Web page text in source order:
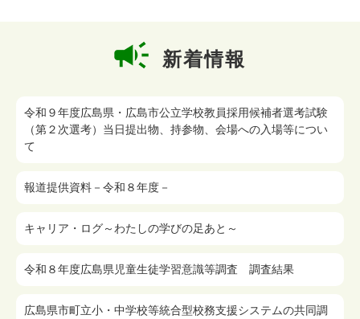
新着情報
令和９年度広島県・広島市公立学校教員採用候補者選考試験
（第２次選考）当日提出物、持参物、会場への入場等につい
て
報道提供資料－令和８年度－
キャリア・ログ～わたしの学びの足あと～
令和８年度広島県児童生徒学習意識等調査 調査結果
広島県市町立小・中学校等統合型校務支援システムの共同調